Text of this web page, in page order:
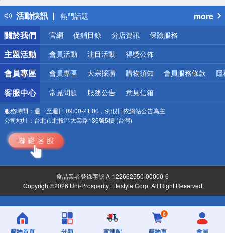
活動快訊
得獎公告
熱門話題
銀行優惠
偏遠地區配送
詐騙網頁！請小心！
more
關於我們
官網 促銷目錄 分店資訊 保險服務
主題活動 會員活動 注目活動 得獎公佈
會員專區 會員專區 大宗採購 購物須知 會員服務條款 隱
客服中心 常見問題 服務公告 意見信箱
服務時間： 週一至週日 09:00-21:00，例假日依網站公告為主
公司地址： 台北市北投區大業路136號5樓 (台灣)
食品業者登錄字號 A-122662550-00000-6
Copyright©2026 Uni-Prosperity Lifestyle Corp. All Right Reserved
0